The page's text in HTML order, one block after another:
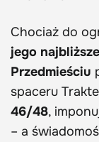
Chociaż do
jego
Przedmieściu
spaceru
46/48,
– a